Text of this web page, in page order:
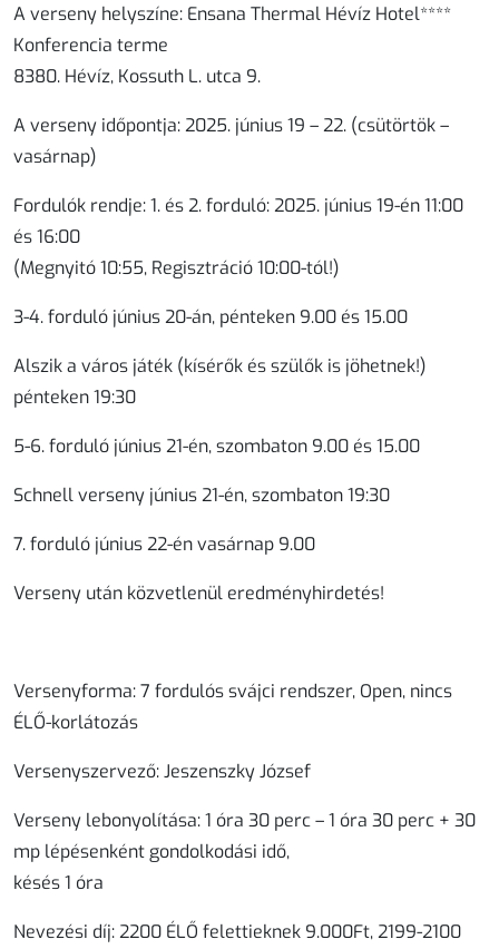
A verseny helyszíne: Ensana Thermal Hévíz Hotel****
Konferencia terme
8380. Hévíz, Kossuth L. utca 9.
A verseny időpontja: 2025. június 19 – 22. (csütörtök –
vasárnap)
Fordulók rendje: 1. és 2. forduló: 2025. június 19-én 11:00
és 16:00
(Megnyitó 10:55, Regisztráció 10:00-tól!)
3-4. forduló június 20-án, pénteken 9.00 és 15.00
Alszik a város játék (kísérők és szülők is jöhetnek!)
pénteken 19:30
5-6. forduló június 21-én, szombaton 9.00 és 15.00
Schnell verseny június 21-én, szombaton 19:30
7. forduló június 22-én vasárnap 9.00
Verseny után közvetlenül eredményhirdetés!
Versenyforma: 7 fordulós svájci rendszer, Open, nincs
ÉLŐ-korlátozás
Versenyszervező: Jeszenszky József
Verseny lebonyolítása: 1 óra 30 perc – 1 óra 30 perc + 30
mp lépésenként gondolkodási idő,
késés 1 óra
Nevezési díj: 2200 ÉLŐ felettieknek 9.000Ft, 2199-2100